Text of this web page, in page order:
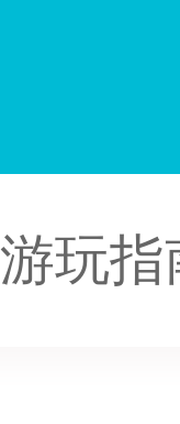
游玩指